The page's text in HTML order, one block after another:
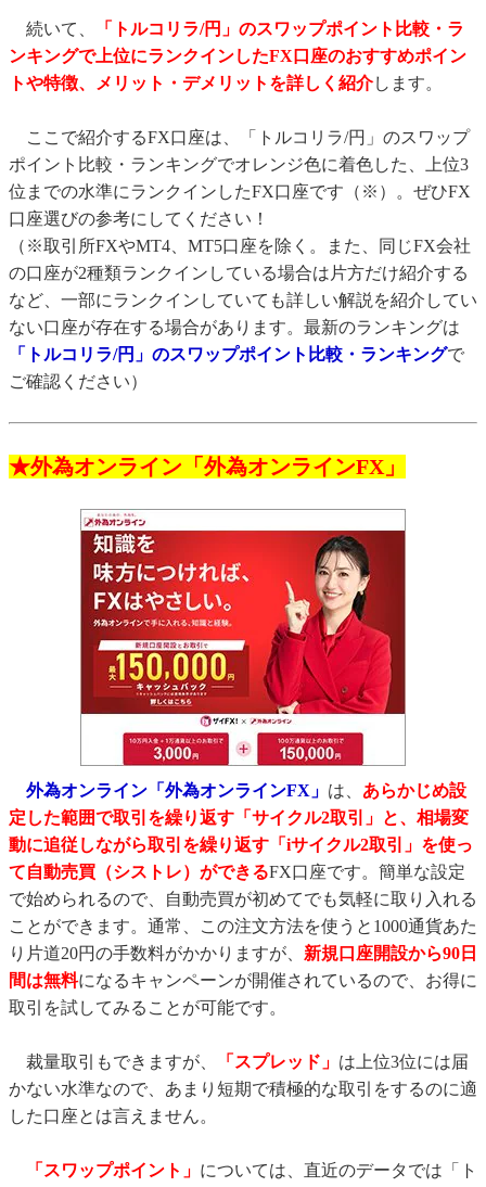
続いて、
「トルコリラ/円」のスワップポイント比較・ラ
ンキングで上位にランクインしたFX口座のおすすめポイン
トや特徴、メリット・デメリットを詳しく紹介します。
ここで紹介するFX口座は、「トルコリラ/円」のスワップ
ポイント比較・ランキングでオレンジ色に着色した、上位3
位までの水準にランクインしたFX口座です（※）。ぜひFX
口座選びの参考にしてください！
（※取引所FXやMT4、MT5口座を除く。また、同じFX会社
の口座が2種類ランクインしている場合は片方だけ紹介する
など、一部にランクインしていても詳しい解説を紹介してい
ない口座が存在する場合があります。最新のランキングは
「トルコリラ/円」のスワップポイント比較・ランキングで
ご確認ください）
★外為オンライン「外為オンラインFX」
外為オンライン「外為オンラインFX」 は、 あらかじめ設
定した範囲で取引を繰り返す「サイクル2取引」と、相場変
動に追従しながら取引を繰り返す「iサイクル2取引」を使っ
て自動売買（シストレ）ができるFX口座です。簡単な設定
で始められるので、自動売買が初めてでも気軽に取り入れる
ことができます。通常、この注文方法を使うと1000通貨あた
り片道20円の手数料がかかりますが、 新規口座開設から90日
間は無料になるキャンペーンが開催されているので、お得に
取引を試してみることが可能です。
裁量取引もできますが、 「スプレッド」 は上位3位には届
かない水準なので、あまり短期で積極的な取引をするのに適
した口座とは言えません。
「スワップポイント」 については、直近のデータでは「ト